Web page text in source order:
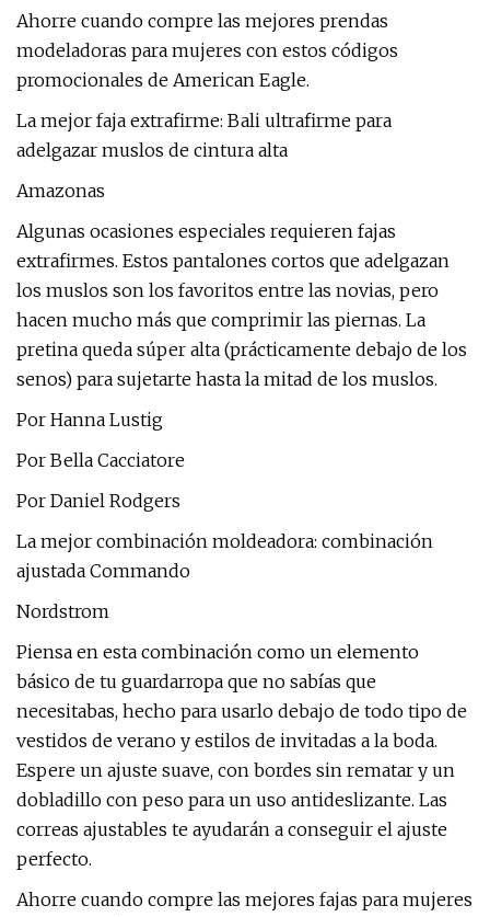
Ahorre cuando compre las mejores prendas
modeladoras para mujeres con estos códigos
promocionales de American Eagle.
La mejor faja extrafirme: Bali ultrafirme para
adelgazar muslos de cintura alta
Amazonas
Algunas ocasiones especiales requieren fajas
extrafirmes. Estos pantalones cortos que adelgazan
los muslos son los favoritos entre las novias, pero
hacen mucho más que comprimir las piernas. La
pretina queda súper alta (prácticamente debajo de los
senos) para sujetarte hasta la mitad de los muslos.
Por Hanna Lustig
Por Bella Cacciatore
Por Daniel Rodgers
La mejor combinación moldeadora: combinación
ajustada Commando
Nordstrom
Piensa en esta combinación como un elemento
básico de tu guardarropa que no sabías que
necesitabas, hecho para usarlo debajo de todo tipo de
vestidos de verano y estilos de invitadas a la boda.
Espere un ajuste suave, con bordes sin rematar y un
dobladillo con peso para un uso antideslizante. Las
correas ajustables te ayudarán a conseguir el ajuste
perfecto.
Ahorre cuando compre las mejores fajas para mujeres